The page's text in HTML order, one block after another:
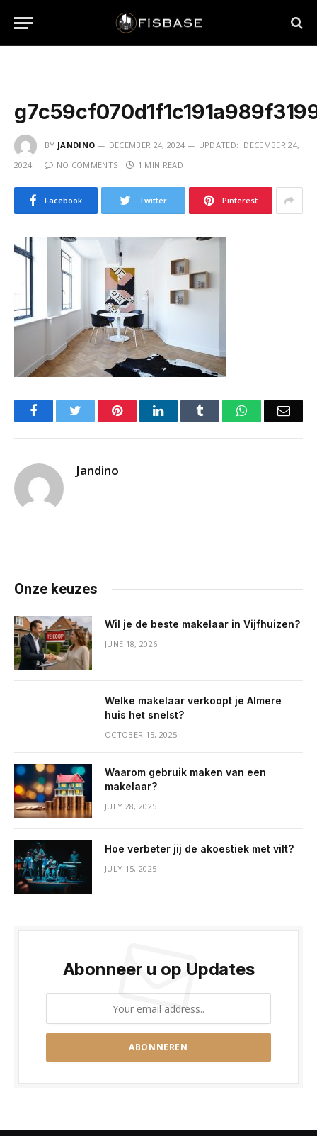
BY JANDINO DECEMBER 24, 2024 UPDATED: DECEMBER 24,
2024
NO COMMENTS 1 MIN READ
Facebook Twitter Pinterest
FacebookTwitter PinterestLinkedIn Tumblr WhatsApp
Jandino
Onze keuzes
Wil je de beste makelaar in Vijfhuizen?
JUNE 18, 2026
Welke makelaar verkoopt je Almere
huis het snelst?
OCTOBER 15, 2025
Waarom gebruik maken van een
makelaar?
JULY 28, 2025
Hoe verbeter jij de akoestiek met vilt?
JULY 15, 2025
Abonneer u op Updates